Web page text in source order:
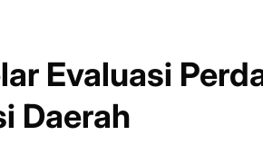
Evaluasi
Daerah